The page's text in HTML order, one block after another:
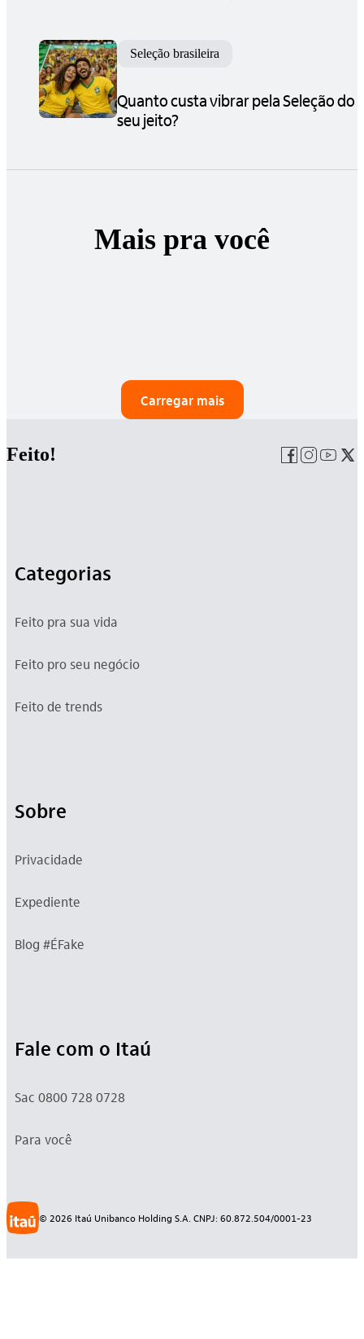
Seleção brasileira
Quanto custa vibrar pela Seleção do
seu jeito?
Mais pra você
Carregar mais
Feito!
Categorias
Feito pra sua vida
Feito pro seu negócio
Feito de trends
Sobre
Privacidade
Expediente
Blog #ÉFake
Fale com o Itaú
Sac 0800 728 0728
Para você
© 2026 Itaú Unibanco Holding S.A. CNPJ: 60.872.504/0001-23